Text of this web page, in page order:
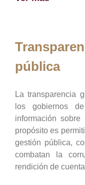
pública
La transparencia
los gobiernos
información
propósito es
gestión pública,
combatan la
rendición de